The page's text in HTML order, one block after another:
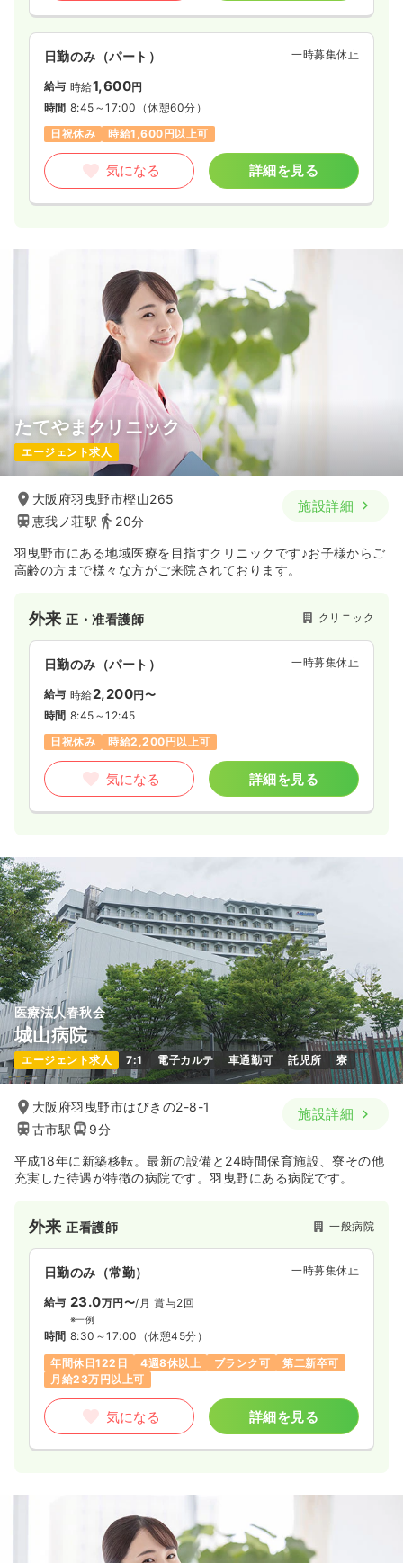
日勤のみ（パート） 一時募集休止
給与 時給1,600円
時間 8:45～17:00 （休憩60分）
日祝休み
時給1,600円以上可
気になる 詳細を見る
たてやまクリニック
エージェント求人
大阪府羽曳野市樫山265
恵我ノ荘駅
20分
施設詳細
羽曳野市にある地域医療を目指すクリニックです♪お子様からご
高齢の方まで様々な方がご来院されております。
外来正・准看護師 クリニック
日勤のみ（パート） 一時募集休止
給与 時給2,200円〜
時間 8:45～12:45
日祝休み
時給2,200円以上可
気になる 詳細を見る
医療法人春秋会
城山病院
エージェント求人 7:1 電子カルテ 車通勤可 託児所 寮
大阪府羽曳野市はびきの2-8-1
古市駅
9分
施設詳細
平成18年に新築移転。最新の設備と24時間保育施設、寮その他
充実した待遇が特徴の病院です。羽曳野にある病院です。
外来正看護師 一般病院
日勤のみ（常勤） 一時募集休止
給与 23.0万円〜/月 賞与2回
※一例
時間 8:30～17:00 （休憩45分）
年間休日122日
4週8休以上 ブランク可
第二新卒可
月給23万円以上可
気になる 詳細を見る